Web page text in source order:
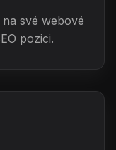
své webové
pozici.